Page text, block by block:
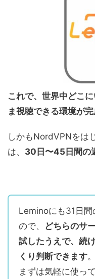
これで、世界中どこ
ま視聴できる環境が完
しかもNordVPNをは
は、 30日〜45日間の
Leminoにも31日間
ので、 どちらのサ
試したうえで、続
くり判断できます。
まずは気軽に使っ